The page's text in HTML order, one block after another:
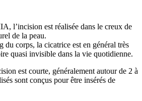
l’incision est réalisée dans le creux de
de la peau.
du corps, la cicatrice est en général très
quasi invisible dans la vie quotidienne.
est courte, généralement autour de 2 à
sont conçus pour être insérés de